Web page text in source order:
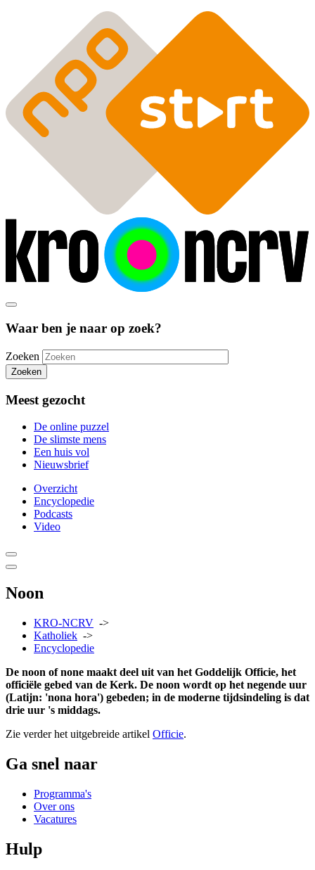
Waar ben je naar op zoek?
Zoeken
Zoeken
Meest gezocht
De online puzzel
De slimste mens
Een huis vol
Nieuwsbrief
Overzicht
Encyclopedie
Podcasts
Video
Noon
KRO-NCRV ->
Katholiek ->
Encyclopedie
De noon of none maakt deel uit van het Goddelijk Officie, het
officiële gebed van de Kerk. De noon wordt op het negende uur
(Latijn: 'nona hora') gebeden; in de moderne tijdsindeling is dat
drie uur 's middags.
Zie verder het uitgebreide artikel Officie.
Ga snel naar
Programma's
Over ons
Vacatures
Hulp